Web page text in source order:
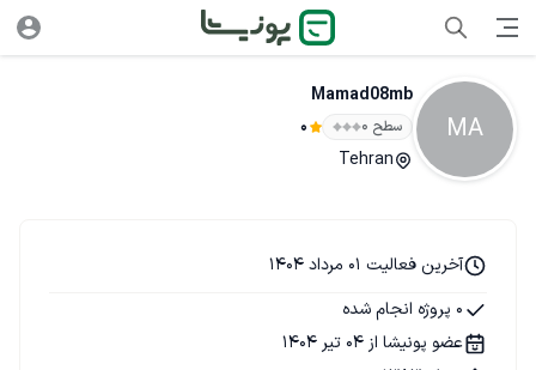
MA
Mamad08mb
سطح ۰ 0
Tehran
آخرین فعالیت 01 مرداد 1404
0 پروژه انجام شده
عضو پونیشا از 04 تیر 1404